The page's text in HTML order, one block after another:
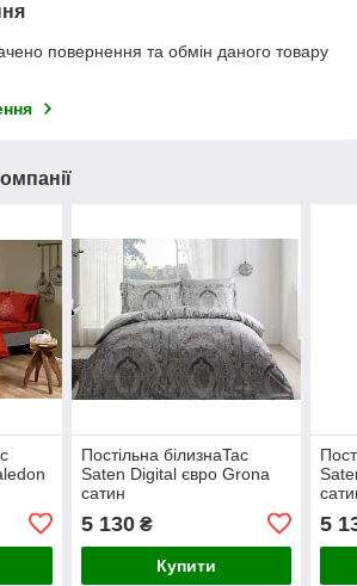
повернення та обмін даного товару
Постільна білизнаTac
Saten Digital євро Grona
сатин
5 130₴
Купити
5